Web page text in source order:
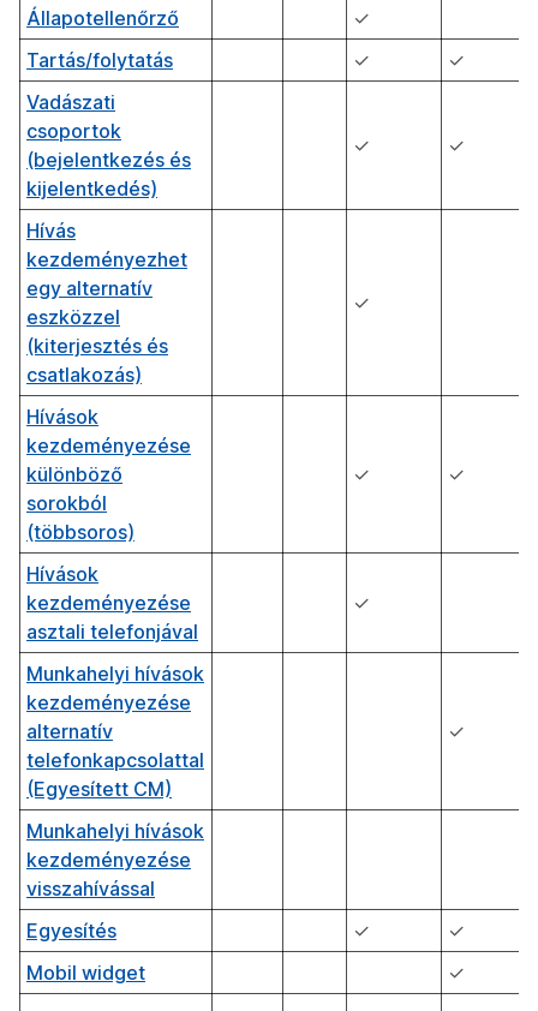
Állapotellenőrző
✓
Tartás/folytatás
✓
✓
Vadászati
csoportok
(bejelentkezés és
kijelentkedés)
✓ ✓
Hívás
kezdeményezhet
egy alternatív
eszközzel
(kiterjesztés és
csatlakozás)
✓
Hívások
kezdeményezése
különböző
sorokból
(többsoros)
✓ ✓
Hívások
kezdeményezése
asztali telefonjával
✓
Munkahelyi hívások
kezdeményezése
alternatív
telefonkapcsolattal
(Egyesített CM)
✓
Munkahelyi hívások
kezdeményezése
visszahívással
Egyesítés
✓
✓
Mobil widget
✓